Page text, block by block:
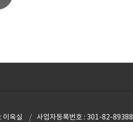
이옥실 사업자등록번호 : 301-82-89388